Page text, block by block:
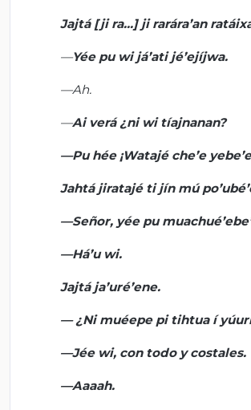
Jajtá[jira...] jirarára’an
—Yée pu wi já’ati jé’ejíjwa.
—Ah.
—Aiverá ¿ni wi tíajnanan?
—Puhée¡Watajé che’e
Jahtá jiratajétijín mú
—Señor, yée pu
—Há’u wi.
Jajtá ja’uré’ene.
— ¿Nimuéepepitihtuaí
—Jée wi, con todo y costales.
—Aaaah.